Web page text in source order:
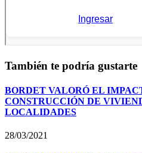
También te podría gustarte
BORDET VALORÓ EL
CONSTRUCCIÓN DE
LOCALIDADES
28/03/2021